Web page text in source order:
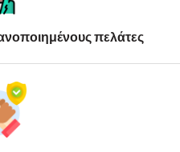
πελάτες